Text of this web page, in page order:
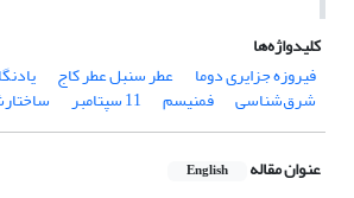
کلیدواژه‌ها
فیروزه جزایری دوما
عطر سنبل عطر کاج
شرق‌شناسی فمنیسم 11 سپتامبر
عنوان مقاله English